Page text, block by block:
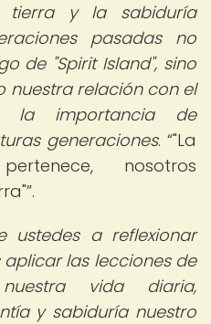
tierra y la sabiduría
pasadas no
de "Spirit Island", sino
nuestra relación con el
la importancia de
generaciones. "La
nosotros
.
a reflexionar
las lecciones de
vida diaria,
y sabiduría nuestro